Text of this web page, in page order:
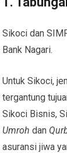
Sikoci dan
Bank Nagari.
Untuk Sikoci,
tergantung
Sikoci Bisnis,
Umroh dan
asuransi jiwa